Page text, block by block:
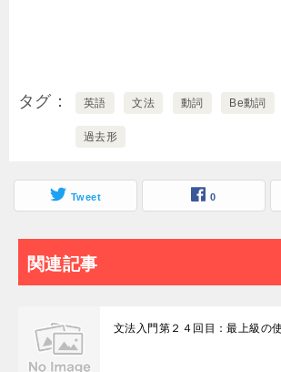
タグ 英語 文法 動詞 Be動詞
過去形
Tweet 0
関連記事
文法入門第２４回目：最上級の